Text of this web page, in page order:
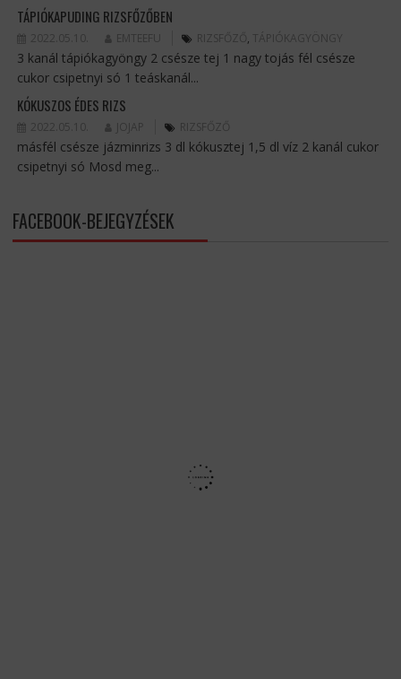
TÁPIÓKAPUDING RIZSFŐZŐBEN
2022.05.10. EMTEEFU RIZSFŐZŐ , TÁPIÓKAGYÖNGY
3 kanál tápiókagyöngy 2 csésze tej 1 nagy tojás fél csésze
cukor csipetnyi só 1 teáskanál...
KÓKUSZOS ÉDES RIZS
2022.05.10. JOJAP RIZSFŐZŐ
másfél csésze jázminrizs 3 dl kókusztej 1,5 dl víz 2 kanál cukor
csipetnyi só Mosd meg...
FACEBOOK-BEJEGYZÉSEK